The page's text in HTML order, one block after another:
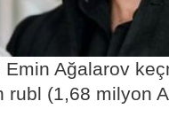
Ağalarov
rubl (1,68 milyon